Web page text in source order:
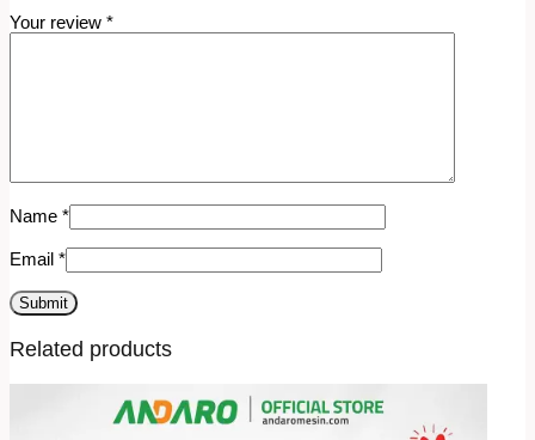
Your review *
Name *
Email *
Related products